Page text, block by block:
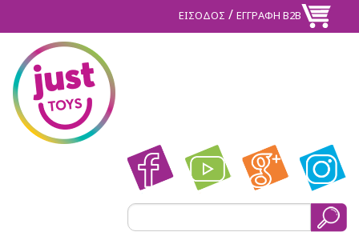
ΕΙΣΟΔΟΣ / ΕΓΓΡΑΦΗ Β2Β